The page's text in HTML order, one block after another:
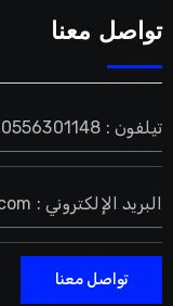
تواصل معنا
تيلفون : 0556301148
البريد الإلكتروني : noorelmamlka.com
تواصل معنا